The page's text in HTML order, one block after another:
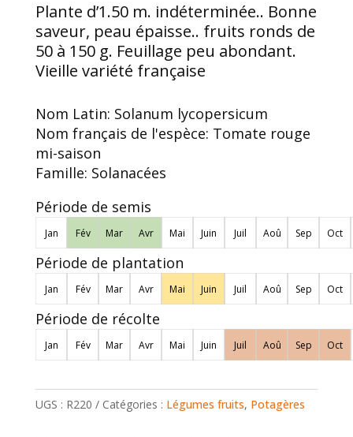
Plante d’1.50 m. indéterminée.. Bonne
saveur, peau épaisse.. fruits ronds de
50 à 150 g. Feuillage peu abondant.
Vieille variété française
Nom Latin: Solanum lycopersicum
Nom français de l'espèce: Tomate rouge
mi-saison
Famille: Solanacées
Période de semis
Jan Fév Mar Avr Mai Juin Juil Aoû Sep Oct
Période de plantation
Jan Fév Mar Avr Mai Juin Juil Aoû Sep Oct
Période de récolte
Jan Fév Mar Avr Mai Juin Juil Aoû Sep Oct
UGS : R220 Catégories : Légumes fruits, Potagères